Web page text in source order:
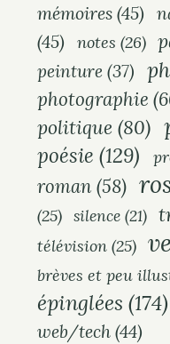
mémoires (45)
(45)
notes (26)
peinture (37)
photographie
politique (80)
poésie (129)
roman (58)
(25) silence(21)
télévision (25)
brèves et peu
épinglées (174)
web/tech (44)